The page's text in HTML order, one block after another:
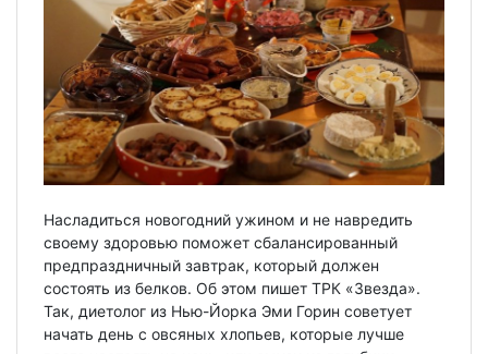
Насладиться новогодний ужином и не навредить
своему здоровью поможет сбалансированный
предпраздничный завтрак, который должен
состоять из белков. Об этом пишет ТРК «Звезда».
Так, диетолог из Нью-Йорка Эми Горин советует
начать день с овсяных хлопьев, которые лучше